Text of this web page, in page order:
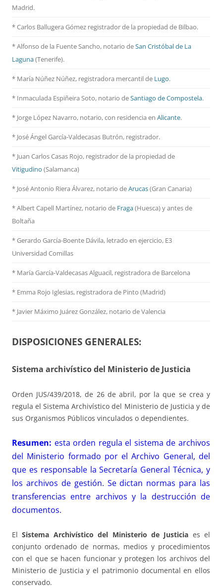
Madrid.
* Carlos Ballugera Gómez registrador de la propiedad de Bilbao.
* Alfonso de la Fuente Sancho, notario deSan Cristóbal de La
Laguna(Tenerife).
* María Núñez Núñez, registradora mercantil de Lugo.
* Inmaculada Espiñeira Soto, notario deSantiago de Compostela.
* Jorge López Navarro, notario, con residencia en Alicante.
* José Ángel García-Valdecasas Butrón, registrador.
* Juan Carlos Casas Rojo, registrador de la propiedad de
Vitigudino (Salamanca)
* José Antonio Riera Álvarez, notario deArucas(Gran Canaria)
* Albert Capell Martínez, notario de Fraga(Huesca) y antes de
Boltaña
* Gerardo García-Boente Dávila, letrado en ejercicio, E3
Universidad Comillas
* María García-Valdecasas Alguacil, registradora de Barcelona
* Emma Rojo Iglesias, registradora de Pinto (Madrid)
* Javier Máximo Juárez González, notario de Valencia
DISPOSICIONES GENERALES:
Sistema archivístico del Ministerio de Justicia
Orden JUS/439/2018, de 26 de abril, por la que se crea y
regula el Sistema Archivístico del Ministerio de Justicia y de
sus Organismos Públicos vinculados o dependientes.
Resumen: esta orden regula el sistema de archivos
del Ministerio formado por el Archivo General, del
que es responsable la Secretaría General Técnica, y
los archivos de gestión. Se dictan normas para las
transferencias entre archivos y la destrucción de
documentos.
ElSistema Archivístico del Ministerio de Justicia es el
conjunto ordenado de normas, medios y procedimientos
con el que se hacen funcionar y protegen los archivos del
Ministerio de Justicia y el patrimonio documental en ellos
conservado.